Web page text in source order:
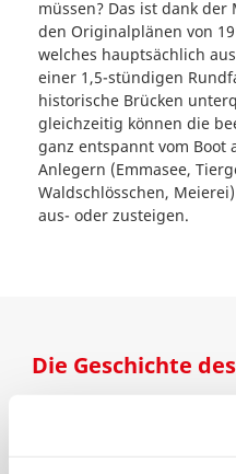
müssen? Das ist dank der
den Originalplänen von
welches hauptsächlich
einer 1,5-stündigen
historische Brücken
gleichzeitig können die
ganz entspannt vom Boot
Anlegern (Emmasee,
Waldschlösschen,
aus- oder zusteigen.
Die Geschichte